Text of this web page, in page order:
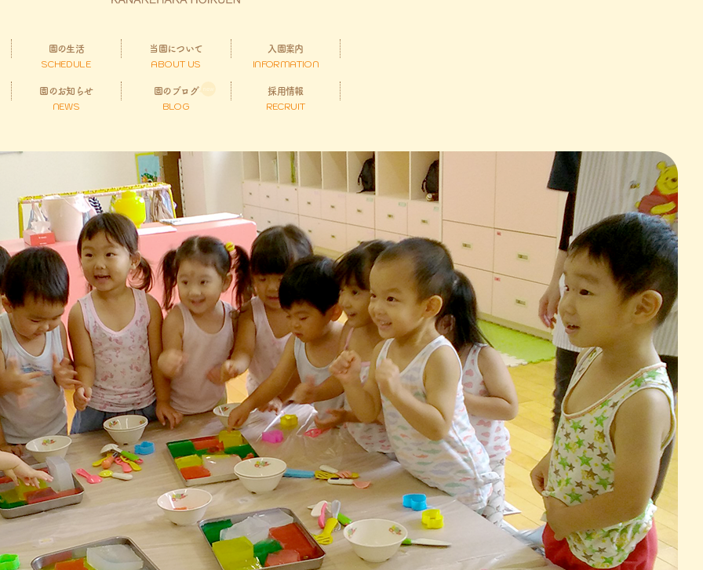
園の生活
SCHEDULE
当園について
ABOUT US
入園案内
INFORMATION
園のお知らせ
NEWS
園のブログ
BLOG
採用情報
RECRUIT